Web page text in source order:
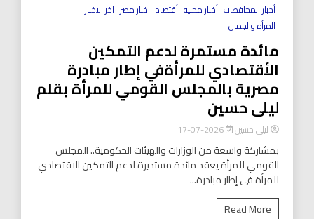
أخبار المحافظات أخبار محليه أقتصاد اخبار مصر اخر الاخبار
المرأه والجمال
مائدة مستمرة لدعم التمكين
الأقتصادي للمرأةفي إطار مبادرة
مصرية بالمجلس القومي للمرأة بقلم
ليلى حسين
ليلى حسين 2026-07-17
بمشاركة واسعة من الوزارات والهيئات الحكومية.. المجلس
القومي للمرأة يعقد مائدة مستديرة لدعم التمكين الاقتصادي
للمرأة في إطار مبادرة...
Read More